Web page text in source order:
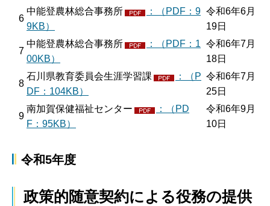
6
中能登農林総合事務所
：（PDF：9
9KB）
令和6年6月
19日
7
中能登農林総合事務所
：（PDF：1
00KB）
令和6年7月
18日
8
石川県教育委員会生涯学習課
：（P
DF：104KB）
令和6年7月
25日
9
南加賀保健福祉センター
：（PD
F：95KB）
令和6年9月
10日
令和5年度
政策的随意契約による役務の提供